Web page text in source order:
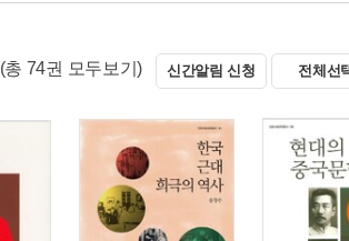
(총 74권 모두보기) 신간알림 신청 전체선